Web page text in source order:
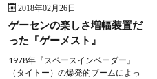
2018年02月26日
ゲーセンの楽しさ増幅装置だ
った『ゲーメスト』
1978年『スペースインベーダー』
（タイトー）の爆発的ブームによっ